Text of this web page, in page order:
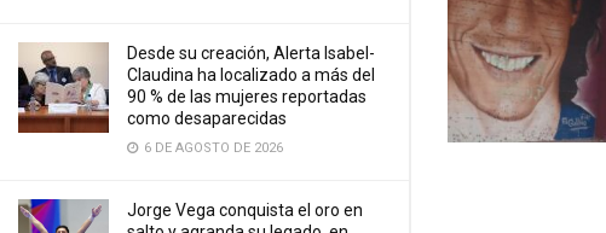
Desde su creación, Alerta Isabel-
Claudina ha localizado a más del
90 % de las mujeres reportadas
como desaparecidas
6 DE AGOSTO DE 2026
Jorge Vega conquista el oro en